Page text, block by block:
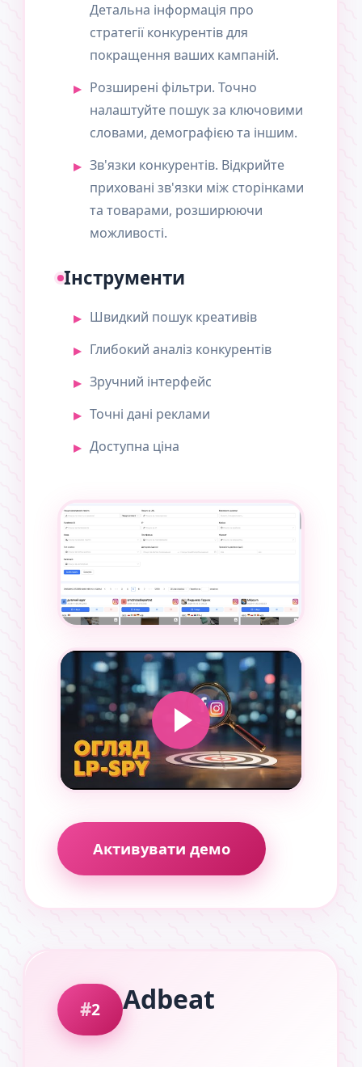
Детальна інформація про
стратегії конкурентів для
покращення ваших кампаній.
Розширені фільтри. Точно
налаштуйте пошук за ключовими
словами, демографією та іншим.
Зв'язки конкурентів. Відкрийте
приховані зв'язки між сторінками
та товарами, розширюючи
можливості.
Інструменти
Швидкий пошук креативів
Глибокий аналіз конкурентів
Зручний інтерфейс
Точні дані реклами
Доступна ціна
Активувати демо
2 Adbeat